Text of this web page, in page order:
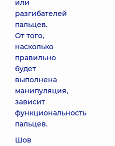
или
разгибателей
пальцев.
От того,
насколько
правильно
будет
выполнена
манипуляция,
зависит
функциональность
пальцев.
Шов